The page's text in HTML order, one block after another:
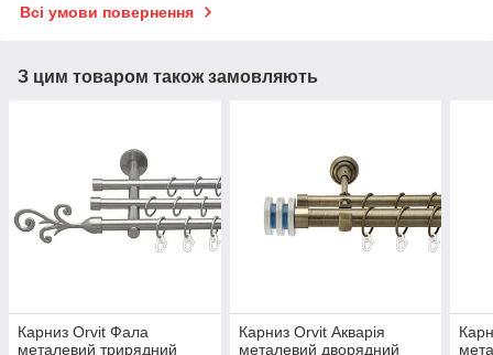
Всі умови повернення
З цим товаром також замовляють
Карниз Orvit Фала
металевий трирядний
Карниз Orvit Акварія
металевий дворядний